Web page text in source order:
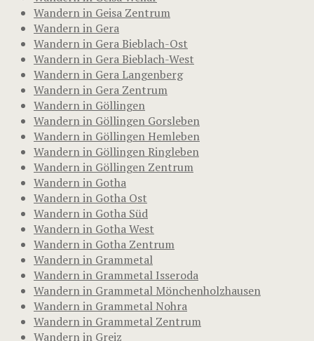
Wandern in Geisa Zentrum
Wandern in Gera
Wandern in Gera Bieblach-Ost
Wandern in Gera Bieblach-West
Wandern in Gera Langenberg
Wandern in Gera Zentrum
Wandern in Göllingen
Wandern in Göllingen Gorsleben
Wandern in Göllingen Hemleben
Wandern in Göllingen Ringleben
Wandern in Göllingen Zentrum
Wandern in Gotha
Wandern in Gotha Ost
Wandern in Gotha Süd
Wandern in Gotha West
Wandern in Gotha Zentrum
Wandern in Grammetal
Wandern in Grammetal Isseroda
Wandern in Grammetal Mönchenholzhausen
Wandern in Grammetal Nohra
Wandern in Grammetal Zentrum
Wandern in Greiz